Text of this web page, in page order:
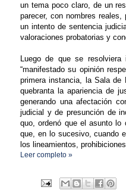
un tema poco claro, de un
parecer, con nombres
un intento de sentencia
valoraciones probatorias y
Luego de que se resolviera
“manifestado su opinión
primera instancia, la Sala de
quebranta la apariencia de
generando una afectación
judicial y de presunción de
quo, ordenó que el asunto lo
que, en lo sucesivo, cuando
los lineamientos,
Leer completo »